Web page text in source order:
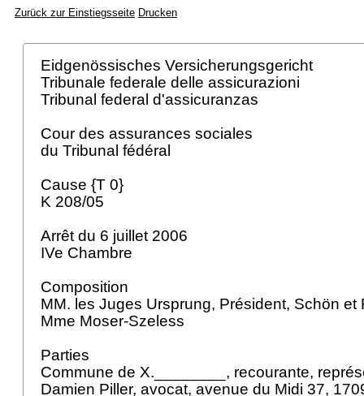
Zurück zur Einstiegsseite Drucken
Eidgenössisches Versicherungsgericht
Tribunale federale delle assicurazioni
Tribunal federal d'assicuranzas
Cour des assurances sociales
du Tribunal fédéral
Cause {T 0}
K 208/05
Arrêt du 6 juillet 2006
IVe Chambre
Composition
MM. les Juges Ursprung, Président, Schön et
Mme Moser-Szeless
Parties
Commune de X.________, recourante,
Damien Piller, avocat, avenue du Midi 37,